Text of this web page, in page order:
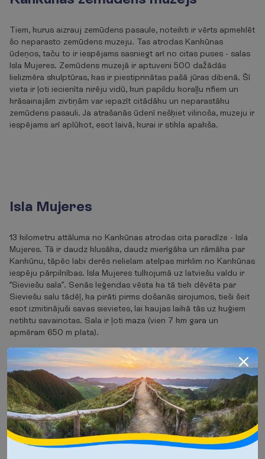
Tiem, kurus aizrauj zemūdens pasaule, noteikti ir vērts apmeklēt
šo neparasto zemūdens muzeju. Tas atrodas Kankūnas
ūdeņos, taču to ir iespējams sasniegt arī no citas puses - salas
Isla Mujeres. Zemūdens muzejā ir aptuveni 500 dažādās
lielizmēra skulptūras, kas ir piestiprinātas pašā jūras dibenā. Šī
vieta ir ļoti iecienīta nirēju vidū, kuri papildu koraļļu rifiem un
krāsainajām zivtiņām var iepazīt citādāku un neparastāku
zemūdens pasauli. Ja atrašanās ūdenī nešķiet vilinoša, muzeju ir
iespējams arī aplūkot, esot laivā, kurai ir stikla apakša.
Isla Mujeres
13 kilometru attāluma no Kankūnas atrodas cita paradīze - Isla
Mujeres. Tā ir daudz klusāka, daudz mierīgāka un rāmāka par
Kankūnu, tāpēc labi derēs nelielam atelpas mirklim no Kankūnas
iespēju pārpilnības. Isla Mujeres tulkojumā uz latviešu valdu ir
‘’Sieviešu sala’’. Senās leģendas vēsta ka tā tiek dēvēta par
Sieviešu salu tādēļ, ka pirāti pirms došanās sirojumos, tieši šeit
esot izmitinājuši savas sievietes, lai kaujas laikā tās uz kuģiem
netiktu savainotas. Sala ir ļoti maza (vien 7 km gara un
apmēram 650 m plata).
Sala pārsteidz ar iespēju daudzveidību: skaistas pludmales,
lagūnas, rifi, mangrovju audzes, cenotes un kāpas, kā arī sulīgi
vidējie un zemie džungļi kontinentālajā zonā. To vislabāk var
iepazīt, dodoties izbraucienā ar velosipēdu, motorolleri vai golfa
auto.